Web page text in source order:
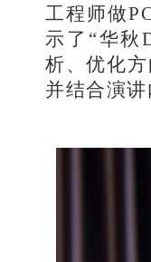
工程师做
示了“华秋
析、优化
并结合演讲